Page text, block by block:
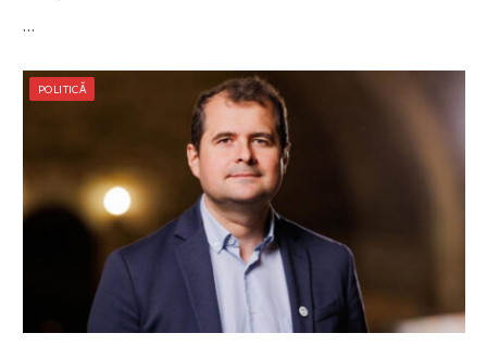
…
POLITICĂ